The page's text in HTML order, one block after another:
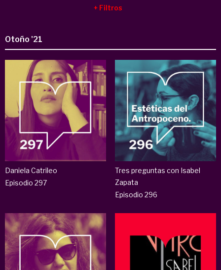
Filtros
Otoño '21
Daniela Catrileo
Episodio 297
Tres preguntas con Isabel
Zapata
Episodio 296